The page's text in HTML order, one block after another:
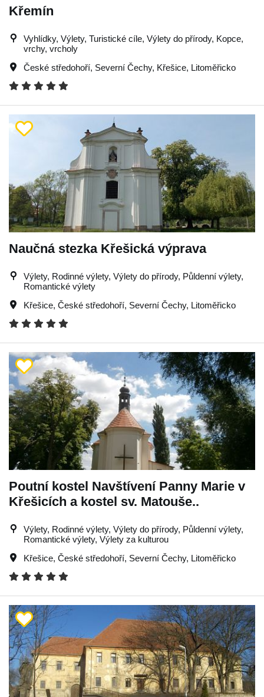
Křemín
Vyhlídky, Výlety, Turistické cíle, Výlety do přírody, Kopce,
vrchy, vrcholy
České středohoří, Severní Čechy, Křešice, Litoměřicko
Naučná stezka Křešická výprava
Výlety, Rodinné výlety, Výlety do přírody, Půldenní výlety,
Romantické výlety
Křešice, České středohoří, Severní Čechy, Litoměřicko
Poutní kostel Navštívení Panny Marie v
Křešicích a kostel sv. Matouše..
Výlety, Rodinné výlety, Výlety do přírody, Půldenní výlety,
Romantické výlety, Výlety za kulturou
Křešice, České středohoří, Severní Čechy, Litoměřicko